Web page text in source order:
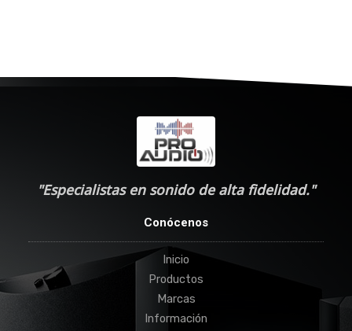
"Especialistas en sonido de alta fidelidad."
Conócenos
Inicio
Productos
Marcas
Información